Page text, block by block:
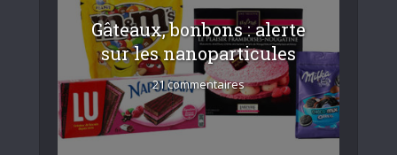
Gâteaux, bonbons : alerte
sur les nanoparticules
21 commentaires